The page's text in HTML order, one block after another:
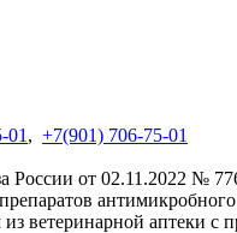
01 , +7(901) 706-75-01
России от 02.11.2022 №
ветеринарной аптеки с